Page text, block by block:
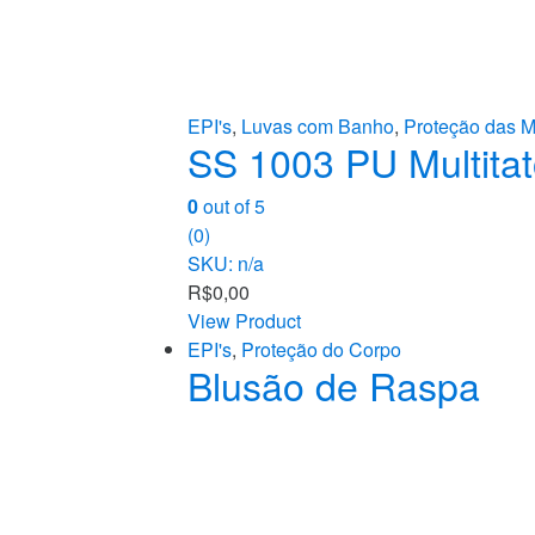
EPI's, Luvas com Banho, Proteção das
SS 1003 PU
0out of 5
(0)
SKU: n/a
R$0,00
View Product
EPI's, Proteção do Corpo
Blusão de Raspa